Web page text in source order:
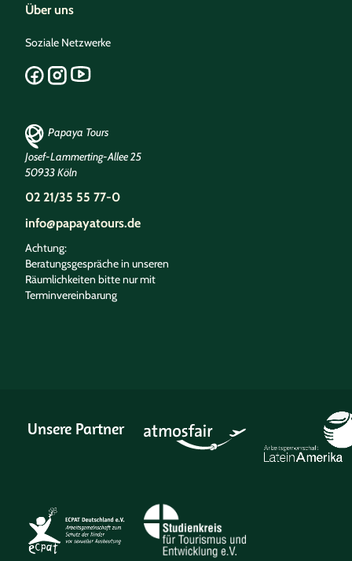
Über uns
Soziale Netzwerke
Papaya Tours
Josef-Lammerting-Allee 25
50933 Köln
02 21/35 55 77-0
info@papayatours.de
Achtung:
Beratungsgespräche in unseren
Räumlichkeiten bitte nur mit
Terminvereinbarung
Unsere Partner